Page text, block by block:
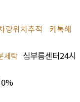
량위치추적
카톡해
세탁 심부름센터24시